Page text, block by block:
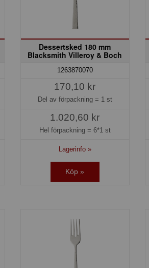
Dessertsked 180 mm
Blacksmith Villeroy & Boch
1263870070
170,10 kr
Del av förpackning = 1 st
1.020,60 kr
Hel förpackning = 6*1 st
Lagerinfo »
Köp »